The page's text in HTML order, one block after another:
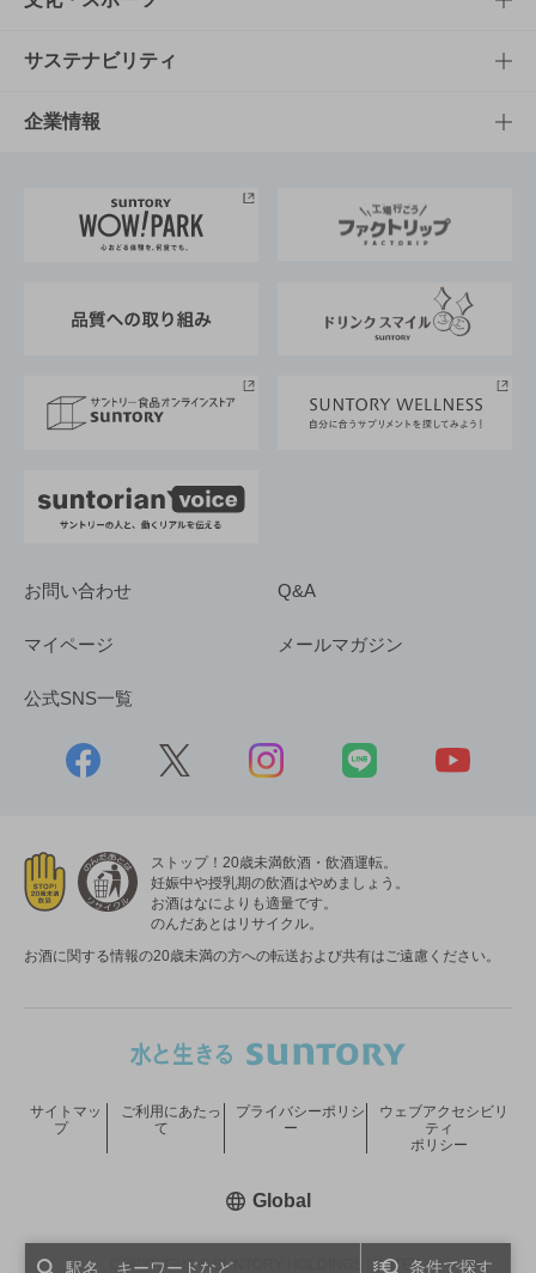
条件で探す
商品発売情報
栄養成分一覧
キャンペーン
工場見学
地域情報
文化・スポーツTOP
サントリーホール
サントリーサンバーズ大阪
サステナビリティ
サステナビリティTOP
サントリーが考えるサステナビリティ経営
企業情報
企業概要
採用情報
お問い合わせ Q&A
マイページ メールマガジン
公式SNS一覧
ストップ！20歳未満飲酒・飲酒運転。
妊娠中や授乳期の飲酒はやめましょう。
お酒はなによりも適量です。
のんだあとはリサイクル。
お酒に関する情報の20歳未満の方への転送および共有はご遠慮ください。
COPYRIGHT © SUNTORY HOLDINGS LIMITED.
サイトマッ
プ
ご利用にあたっ
て
プライバシーポリシ
ー
ウェブアクセシビリ
ティ
ポリシー
Global新しいウィンドウで開く